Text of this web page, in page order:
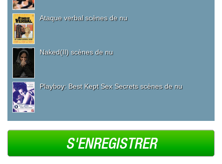
Ataque verbal scènes de nu
Naked(II) scènes de nu
Playboy: Best Kept Sex Secrets scènes de nu
S'ENREGISTRER